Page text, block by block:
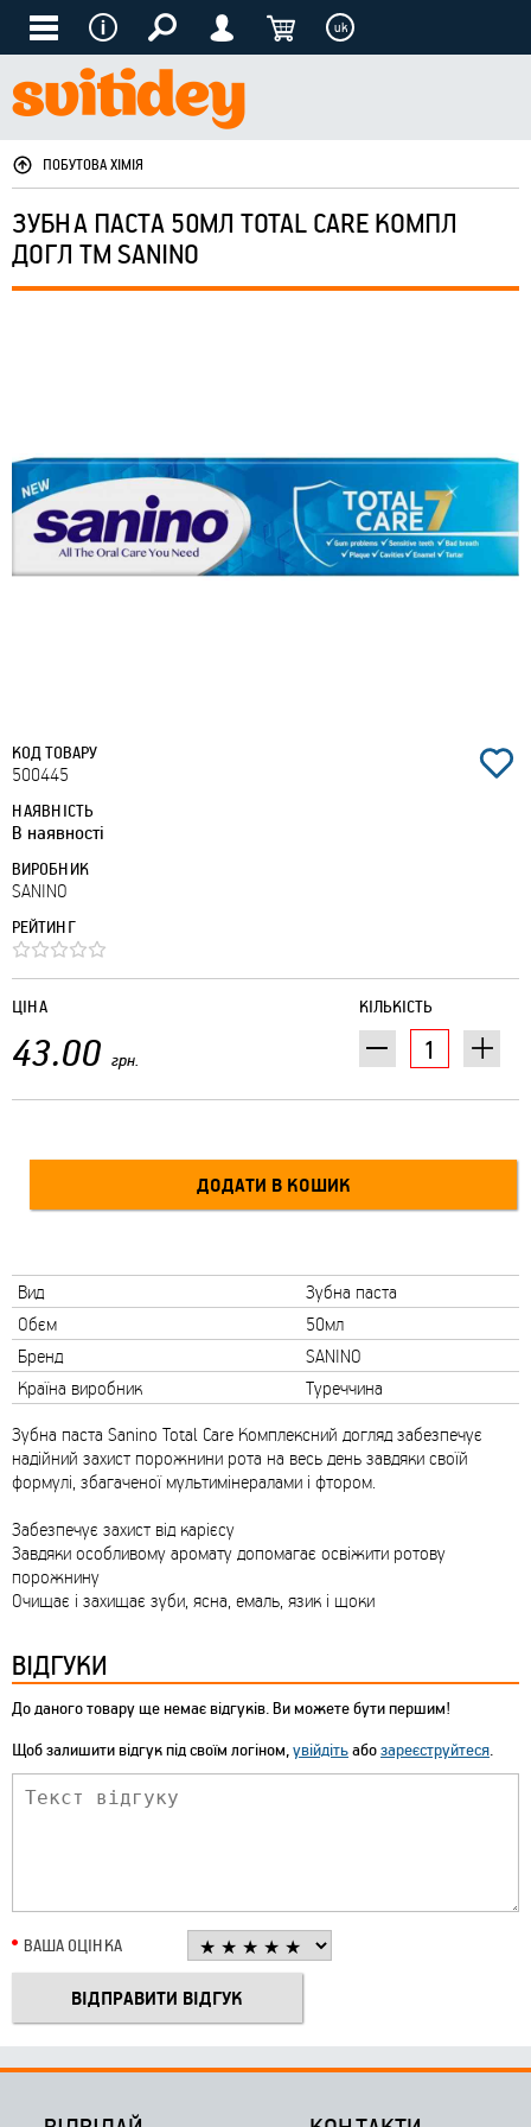
uk
ПОБУТОВА ХІМІЯ
ЗУБНА ПАСТА 50МЛ ТOTAL CARE КОМПЛ
ДОГЛ ТМ SANINO
КОД ТОВАРУ
500445
НАЯВНІСТЬ
В наявності
ВИРОБНИК
SANINO
РЕЙТИНГ
КІЛЬКІСТЬ
ЦІНА
43.00 грн.
Вид
Зубна паста
Обєм
50мл
Бренд
SANINO
Країна виробник
Туреччина
Зубна паста Sanino Total Care Комплексний догляд забезпечує
надійний захист порожнини рота на весь день завдяки своїй
формулі, збагаченої мультимінералами і фтором.
Забезпечує захист від карієсу
Завдяки особливому аромату допомагає освіжити ротову
порожнину
Очищає і захищає зуби, ясна, емаль, язик і щоки
ВІДГУКИ
До даного товару ще немає відгуків. Ви можете бути першим!
Щоб залишити відгук під своїм логіном,увійдітьабозареєструйтеся.
ВАША ОЦІНКА